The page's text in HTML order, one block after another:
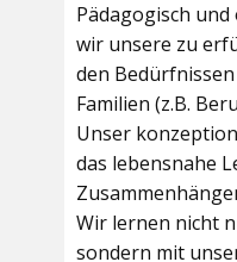
Pädagogisch
wir unsere zu
den
Familien (z.B.
Unser
das lebensnahe
Wir lernen nicht
sondern mit